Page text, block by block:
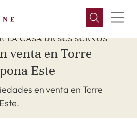
LA CASA DE SUS SUEÑOS
venta en Torre
Este
en venta en Torre